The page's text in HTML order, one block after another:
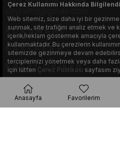
seyraltd@gmail.com
KURUMSAL
SAYFALAR
KATEGORİLER
Bu web sitesi, Nihat
Çerez Kullanımı Hakkında
Web sitemiz, size daha iyi bir
sunmak, site trafiğini analiz etmek ve
içerik/reklam göstermek amacıyla
kullanmaktadır. Bu çerezlerin
sitemizde gezinmeye devam
terciplerinizi yönetmek veya daha
için lütfen Çerez Politikası sayfasını
Anasayfa Favorilerim